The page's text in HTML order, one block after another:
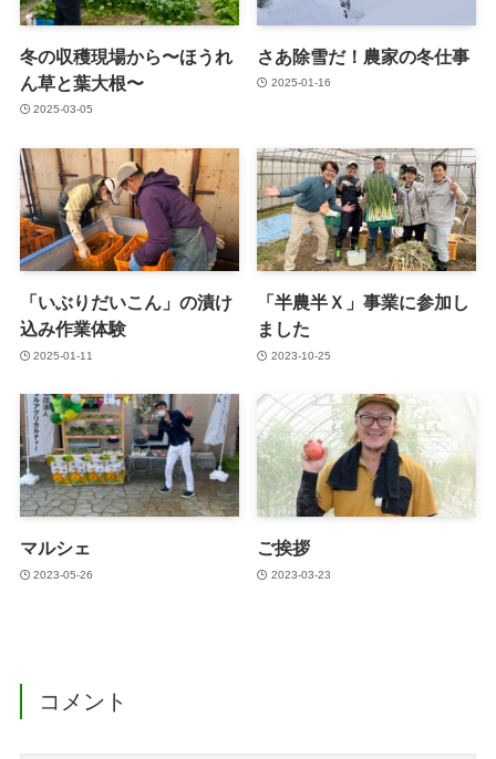
冬の収穫現場から〜ほうれ
ん草と葉大根〜
2025-03-05
さあ除雪だ！農家の冬仕事
2025-01-16
「いぶりだいこん」の漬け
込み作業体験
2025-01-11
「半農半Ｘ」事業に参加し
ました
2023-10-25
マルシェ
2023-05-26
ご挨拶
2023-03-23
コメント